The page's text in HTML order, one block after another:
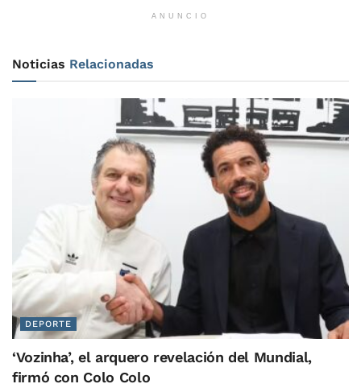
ANUNCIO
Noticias Relacionadas
DEPORTE
‘Vozinha’, el arquero revelación del Mundial,
firmó con Colo Colo